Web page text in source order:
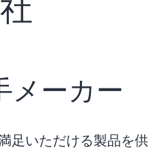
メーカー
足いただける製品を供